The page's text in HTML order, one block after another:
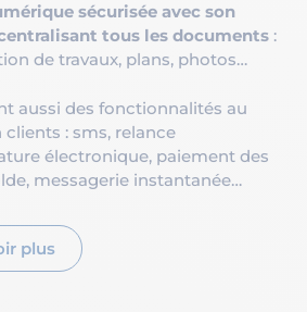
sécurisée avec son
tous les documents :
de travaux, plans, photos…
aussi des fonctionnalités au
: sms, relance
électronique, paiement des
messagerie instantanée…
plus